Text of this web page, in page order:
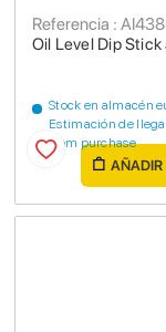
Oil Level Dip
Referencia :
Stock en almacén
Estimación de
from purchase
AÑADIR